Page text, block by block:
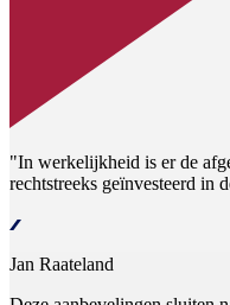
"In werkelijkheid is er de
rechtstreeks geïnvesteerd in
Jan Raateland